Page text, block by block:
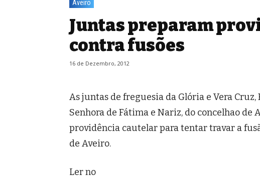
Aveiro
Juntas preparam
contra fusões
16 de Dezembro, 2012
As juntas de freguesia da Glória e Vera Cruz,
Senhora de Fátima e Nariz, do concelhao de
providência cautelar para tentar travar a
de Aveiro.
Ler no